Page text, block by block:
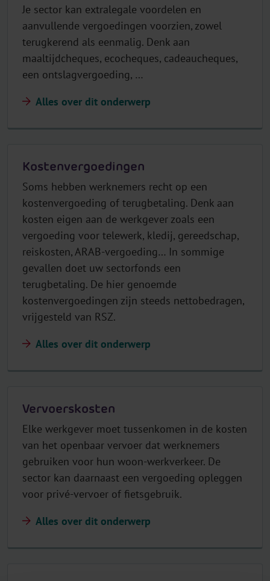
Je sector kan extralegale voordelen en
aanvullende vergoedingen voorzien, zowel
terugkerend als eenmalig. Denk aan
maaltijdcheques, ecocheques, cadeaucheques,
een ontslagvergoeding, …
Alles over dit onderwerp
Kostenvergoedingen
Soms hebben werknemers recht op een
kostenvergoeding of terugbetaling. Denk aan
kosten eigen aan de werkgever zoals een
vergoeding voor telewerk, kledij, gereedschap,
reiskosten, ARAB-vergoeding… In sommige
gevallen doet uw sectorfonds een
terugbetaling. De hier genoemde
kostenvergoedingen zijn steeds nettobedragen,
vrijgesteld van RSZ.
Alles over dit onderwerp
Vervoerskosten
Elke werkgever moet tussenkomen in de kosten
van het openbaar vervoer dat werknemers
gebruiken voor hun woon-werkverkeer. De
sector kan daarnaast een vergoeding opleggen
voor privé-vervoer of fietsgebruik.
Alles over dit onderwerp